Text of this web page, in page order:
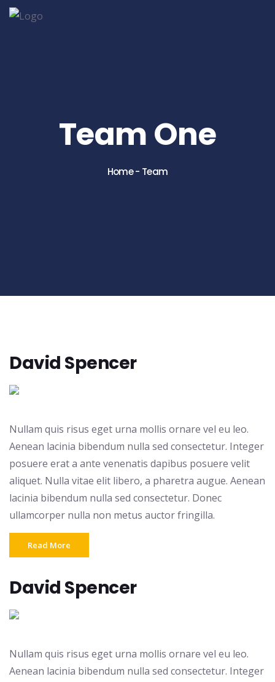
Team One
Home- Team
David Spencer
Nullam quis risus eget urna mollis ornare vel eu leo.
Aenean lacinia bibendum nulla sed consectetur. Integer
posuere erat a ante venenatis dapibus posuere velit
aliquet. Nulla vitae elit libero, a pharetra augue. Aenean
lacinia bibendum nulla sed consectetur. Donec
ullamcorper nulla non metus auctor fringilla.
Read More
David Spencer
Nullam quis risus eget urna mollis ornare vel eu leo.
Aenean lacinia bibendum nulla sed consectetur. Integer